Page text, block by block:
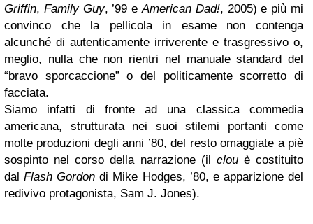
Griffin, Family Guy, ’99 eAmerican Dad!, 2005) e più mi
convinco che la pellicola in esame non contenga
alcunché di autenticamente irriverente e trasgressivo o,
meglio, nulla che non rientri nel manuale standard del
“bravo sporcaccione” o del politicamente scorretto di
facciata.
Siamo infatti di fronte ad una classica commedia
americana, strutturata nei suoi stilemi portanti come
molte produzioni degli anni ’80, del resto omaggiate a piè
sospinto nel corso della narrazione (il clouè costituito
dalFlash Gordon di Mike Hodges, ’80, e apparizione del
redivivo protagonista, Sam J. Jones).